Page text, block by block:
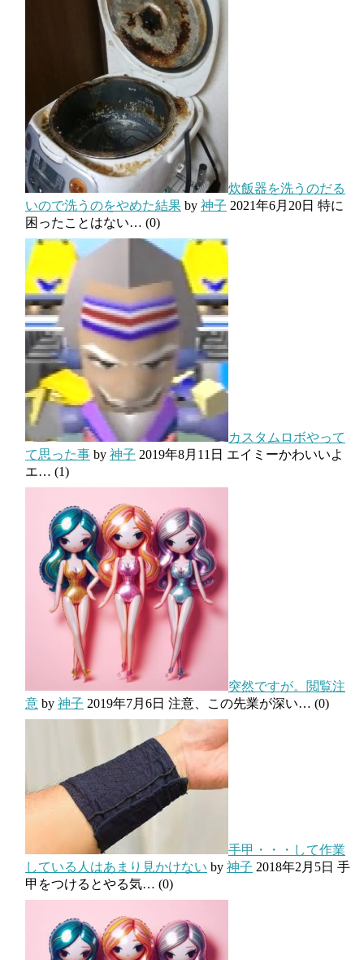
炊飯器を洗うのだる
いので洗うのをやめた結果 by 神子 2021年6月20日 特に
困ったことはない… (0)
カスタムロボやって
て思った事 by 神子 2019年8月11日 エイミーかわいいよ
エ… (1)
突然ですが。閲覧注
意 by 神子 2019年7月6日 注意、この先業が深い… (0)
手甲・・・して作業
している人はあまり見かけない by 神子 2018年2月5日 手
甲をつけるとやる気… (0)